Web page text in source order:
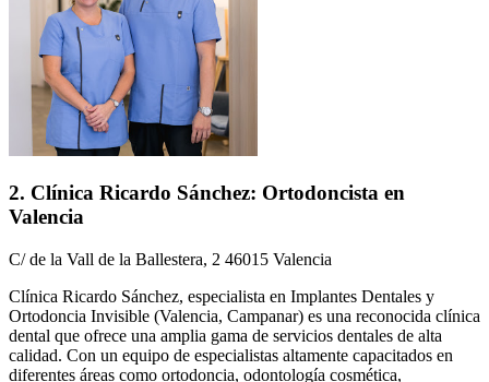
2. Clínica Ricardo Sánchez: Ortodoncista en
Valencia
C/ de la Vall de la Ballestera, 2 46015 Valencia
Clínica Ricardo Sánchez, especialista en Implantes Dentales y
Ortodoncia Invisible (Valencia, Campanar) es una reconocida clínica
dental que ofrece una amplia gama de servicios dentales de alta
calidad. Con un equipo de especialistas altamente capacitados en
diferentes áreas como ortodoncia, odontología cosmética,